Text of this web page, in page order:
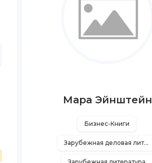
Мара Эйнштейн
Бизнес-Книги
Зарубежная деловая литература